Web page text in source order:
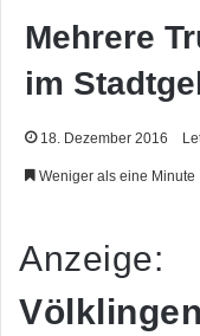
Mehrere
im
18. Dezember 2016
Weniger als eine Minute
Anzeige: